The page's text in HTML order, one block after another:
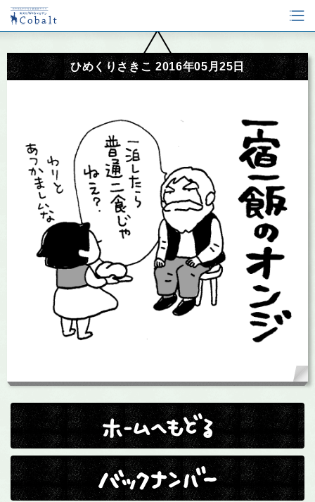
ひめくりさきこ 2016年05月25日
ホームへ戻る
バックナンバー